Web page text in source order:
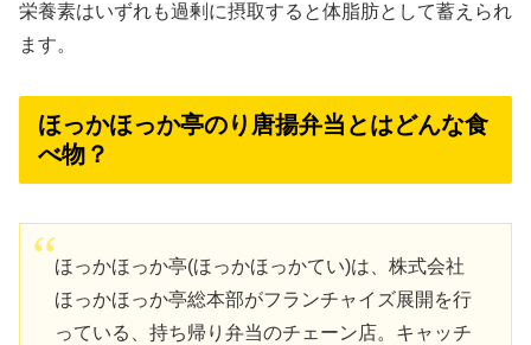
栄養素はいずれも過剰に摂取すると体脂肪として蓄えられ
ます。
ほっかほっか亭のり唐揚弁当とはどんな食
べ物？
ほっかほっか亭(ほっかほっかてい)は、株式会社
ほっかほっか亭総本部がフランチャイズ展開を行
っている、持ち帰り弁当のチェーン店。キャッチ